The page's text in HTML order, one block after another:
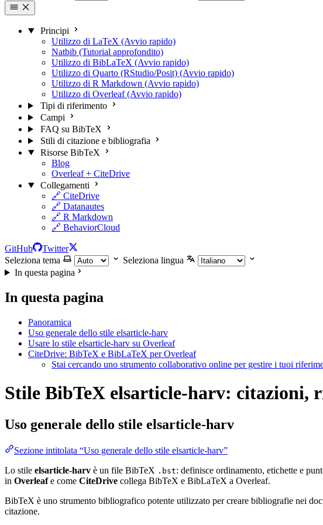
Principi
Utilizzo di LaTeX (Avvio rapido)
Natbib (Tutorial approfondito)
Utilizzo di BibLaTeX (Avvio rapido)
Utilizzo di Quarto (RStudio/Posit) (Avvio rapido)
Utilizzo di R Markdown (Avvio rapido)
Utilizzo di Overleaf (Avvio rapido)
Tipi di riferimento
Campi
FAQ su BibTeX
Stili di citazione e bibliografia
Risorse BibTeX
Blog
Overleaf + CiteDrive
Collegamenti
🔗 CiteDrive
🔗 Datanautes
🔗 R Markdown
🔗 BehaviorCloud
GitHub
Twitter
Seleziona tema
Seleziona lingua
In questa pagina
In questa pagina
Panoramica
Uso generale dello stile elsarticle-harv
Usare lo stile elsarticle-harv su Overleaf
CiteDrive: BibTeX e BibLaTeX per Overleaf
Stai cercando uno strumento collaborativo online per gestire i tuoi
Stile BibTeX elsarticle-harv: citazioni,
Uso generale dello stile elsarticle-harv
Sezione intitolata “Uso generale dello stile elsarticle-harv”
Lo stile elsarticle-harv è un file BibTeX .bst: definisce ordinamento, etichette e
in Overleafe come CiteDrive collega BibTeX e BibLaTeX a Overleaf.
BibTeX è uno strumento bibliografico potente utilizzato per creare bibliografie nei
citazione.